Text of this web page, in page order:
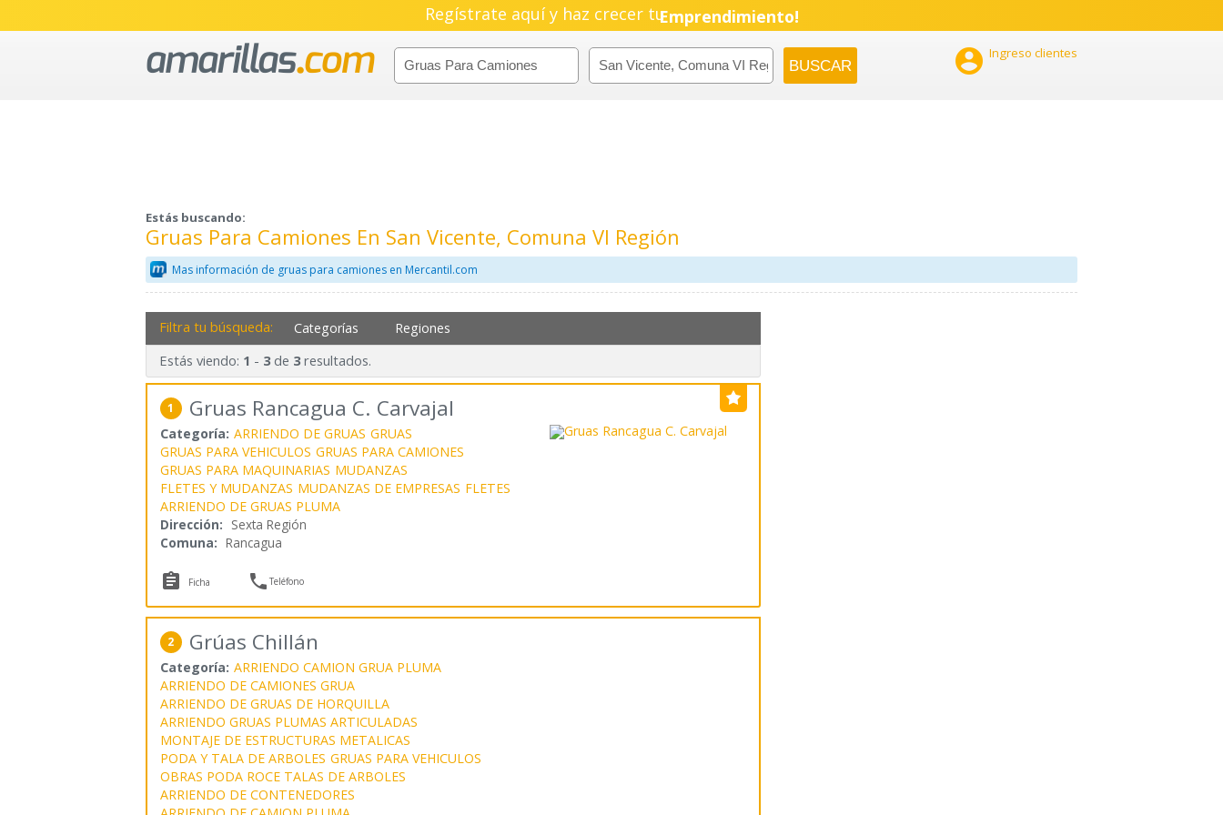
Regístrate aquí y haz crecer tuPyme!
Emprendimiento!
 Ingreso clientes
Estás buscando:
Gruas Para Camiones En San Vicente, Comuna VI Región
Mas información de gruas para camiones en Mercantil.com
Filtra tu búsqueda: Categorías Regiones
Estás viendo: 1 - 3de 3resultados.
1 Gruas Rancagua C. Carvajal
Categoría: ARRIENDO DE GRUAS GRUAS
GRUAS PARA VEHICULOS GRUAS PARA CAMIONES
GRUAS PARA MAQUINARIAS MUDANZAS
FLETES Y MUDANZAS MUDANZAS DE EMPRESAS FLETES
ARRIENDO DE GRUAS PLUMA
Dirección: Sexta Región
Comuna: Rancagua
 Ficha Teléfono
2 Grúas Chillán
Categoría: ARRIENDO CAMION GRUA PLUMA
ARRIENDO DE CAMIONES GRUA
ARRIENDO DE GRUAS DE HORQUILLA
ARRIENDO GRUAS PLUMAS ARTICULADAS
MONTAJE DE ESTRUCTURAS METALICAS
PODA Y TALA DE ARBOLES GRUAS PARA VEHICULOS
OBRAS PODA ROCE TALAS DE ARBOLES
ARRIENDO DE CONTENEDORES